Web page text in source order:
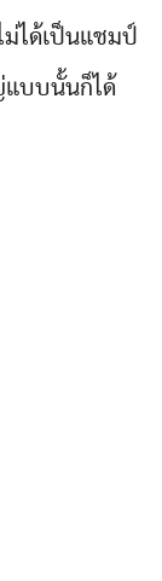
ม่ได้เป็นแชมป์
แบบนั้นก็ได้